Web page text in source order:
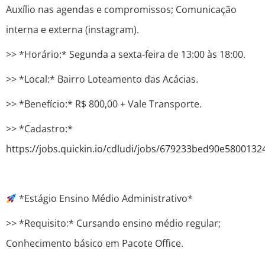
Auxílio nas agendas e compromissos; Comunicação
interna e externa (instagram).
>> *Horário:* Segunda a sexta-feira de 13:00 às 18:00.
>> *Local:* Bairro Loteamento das Acácias.
>> *Benefício:* R$ 800,00 + Vale Transporte.
>> *Cadastro:*
https://jobs.quickin.io/cdludi/jobs/
*Estágio Ensino Médio Administrativo*
>> *Requisito:* Cursando ensino médio regular;
Conhecimento básico em Pacote Office.